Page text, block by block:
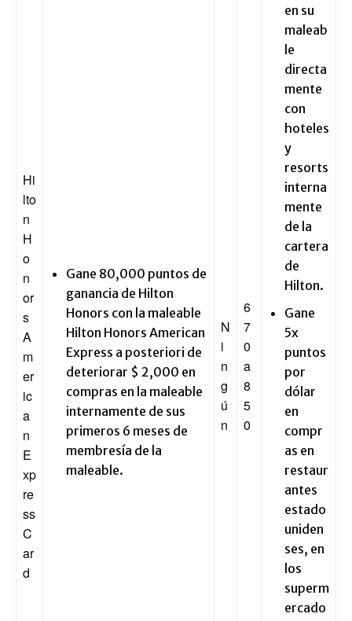
Hi
lto
n
H
o
n
or
s
A
m
er
ic
a
n
E
xp
re
ss
C
ar
d
Gane 80,000 puntos de
ganancia de Hilton
Honors con la maleable
Hilton Honors American
Express a posteriori de
deteriorar $ 2,000 en
compras en la maleable
internamente de sus
primeros 6 meses de
membresía de la
maleable.
N
i
n
g
ú
n
6
7
0
a
8
5
0
en su
maleab
le
directa
mente
con
hoteles
y
resorts
interna
mente
de la
cartera
de
Hilton.
Gane
5x
puntos
por
dólar
en
compr
as en
restaur
antes
estado
uniden
ses, en
los
superm
ercado